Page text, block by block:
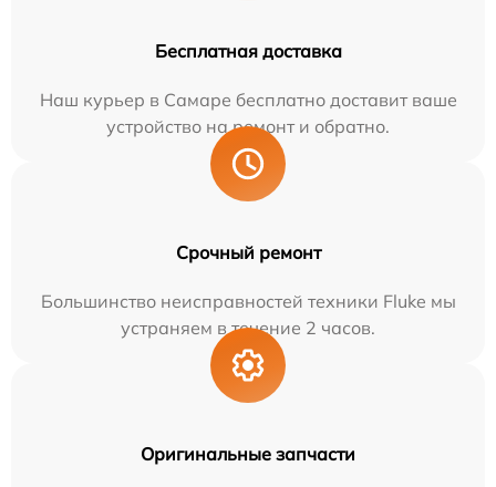
Бесплатная доставка
Наш курьер в Самаре бесплатно доставит ваше
устройство на ремонт и обратно.
Срочный ремонт
Большинство неисправностей техники Fluke мы
устраняем в течение 2 часов.
Оригинальные запчасти